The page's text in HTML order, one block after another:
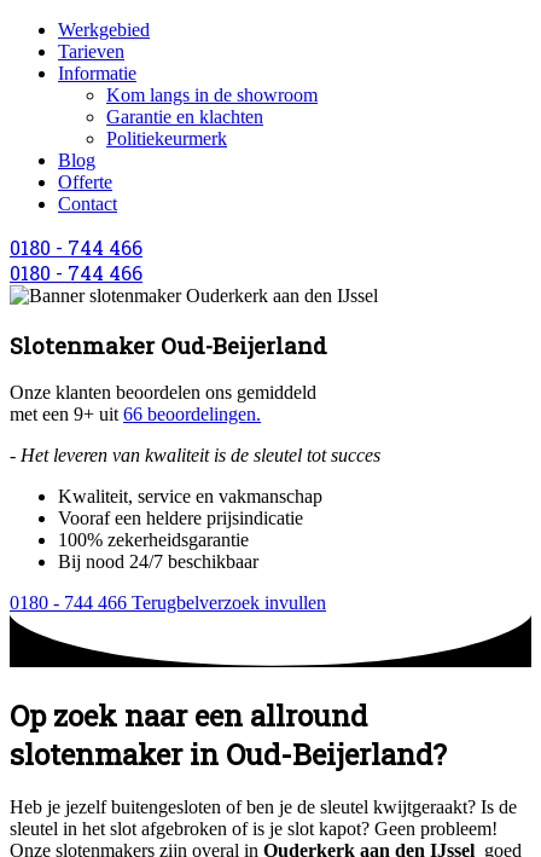
Werkgebied
Tarieven
Informatie
Kom langs in de showroom
Garantie en klachten
Politiekeurmerk
Blog
Offerte
Contact
0180 - 744 466
0180 - 744 466
Slotenmaker Oud-Beijerland
Onze klanten beoordelen ons gemiddeld
met een 9+ uit66 beoordelingen.
- Het leveren van kwaliteit is de sleutel tot succes
Kwaliteit, service en vakmanschap
Vooraf een heldere prijsindicatie
100% zekerheidsgarantie
Bij nood 24/7 beschikbaar
0180 - 744 466 Terugbelverzoek invullen
Op zoek naar een allround
slotenmaker in Oud-Beijerland?
Heb je jezelf buitengesloten of ben je de sleutel kwijtgeraakt? Is de
sleutel in het slot afgebroken of is je slot kapot? Geen probleem!
Onze slotenmakers zijn overal in Ouderkerk aan den IJssel goed